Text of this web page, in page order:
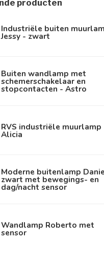
producten
Industriële buiten
Jessy - zwart
Buiten wandlamp met
schemerschakelaar en
stopcontacten - Astro
RVS industriële muurlamp
Alicia
Moderne buitenlamp
zwart met bewegings- en
dag/nacht sensor
Wandlamp Roberto met
sensor